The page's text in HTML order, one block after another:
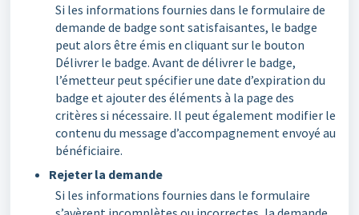
Si les informations fournies dans le formulaire de
demande de badge sont satisfaisantes, le badge
peut alors être émis en cliquant sur le bouton
Délivrer le badge. Avant de délivrer le badge,
l’émetteur peut spécifier une date d’expiration du
badge et ajouter des éléments à la page des
critères si nécessaire. Il peut également modifier le
contenu du message d’accompagnement envoyé au
bénéficiaire.
Rejeter la demande
Si les informations fournies dans le formulaire